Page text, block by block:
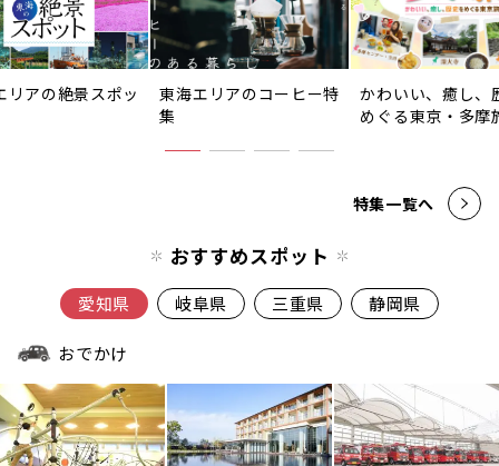
リアの絶景スポッ
東海エリアのコーヒー特
集
かわいい、癒し、
めぐる東京・多摩
特集一覧へ
おすすめスポット
愛知県 岐阜県 三重県 静岡県
おでかけ